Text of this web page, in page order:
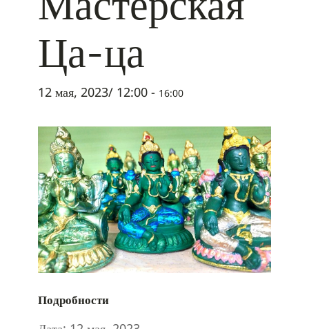
Ца-ца
12 мая, 2023/ 12:00 - 16:00
Подробности